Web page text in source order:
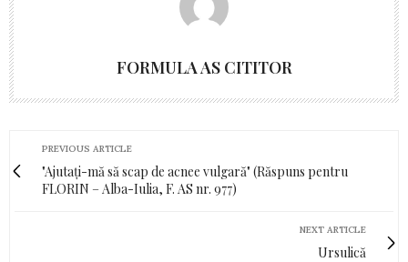
FORMULA AS CITITOR
PREVIOUS ARTICLE
"Ajutați-mă să scap de acnee vulgară" (Răspuns pentru
FLORIN – Alba-Iulia, F. AS nr. 977)
NEXT ARTICLE
Ursulică